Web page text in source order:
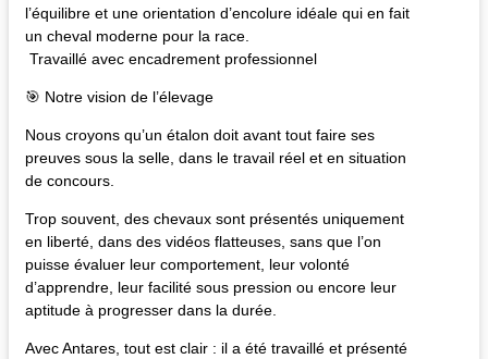
l’équilibre et une orientation d’encolure idéale qui en fait
un cheval moderne pour la race.
Travaillé avec encadrement professionnel
🎯 Notre vision de l’élevage
Nous croyons qu’un étalon doit avant tout faire ses
preuves sous la selle, dans le travail réel et en situation
de concours.
Trop souvent, des chevaux sont présentés uniquement
en liberté, dans des vidéos flatteuses, sans que l’on
puisse évaluer leur comportement, leur volonté
d’apprendre, leur facilité sous pression ou encore leur
aptitude à progresser dans la durée.
Avec Antares, tout est clair : il a été travaillé et présenté